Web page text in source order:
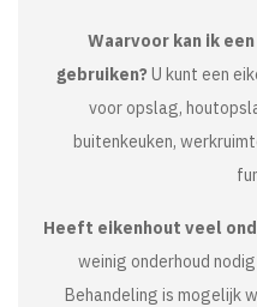
Waarvoor kan ik
gebruiken? U kunt een
voor opslag,
buitenkeuken,
Heeft eikenhout veel
weinig onderhoud
Behandeling is mogelijk